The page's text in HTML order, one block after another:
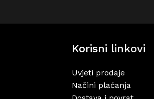
Korisni linkovi
Uvjeti prodaje
Načini plaćanja